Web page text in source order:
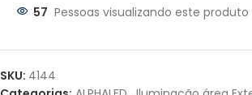
Parcelas:
JUROS
57 Pessoas visualizando este produto
SKU: 4144